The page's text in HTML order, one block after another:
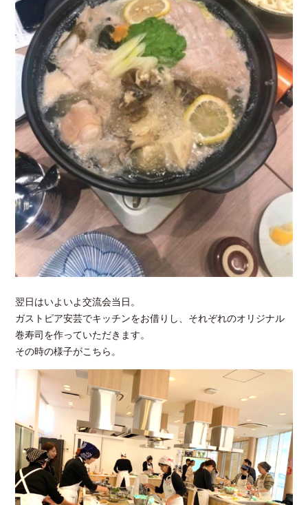
翌日はいよいよ交流会当日。
ガストピア安芸でキッチンをお借りし、それぞれのオリジナル
巻寿司を作っていただきます。
その時の様子がこちら。